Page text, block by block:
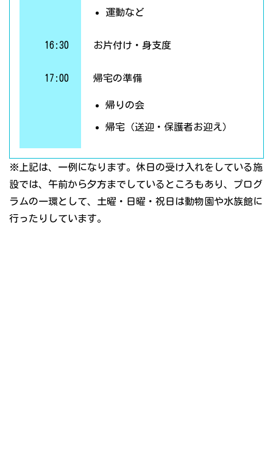
運動など
16:30 お片付け・身支度
17:00 帰宅の準備
帰りの会
帰宅（送迎・保護者お迎え）
※上記は、一例になります。休日の受け入れをしている施
設では、午前から夕方までしているところもあり、プログ
ラムの一環として、土曜・日曜・祝日は動物園や水族館に
行ったりしています。